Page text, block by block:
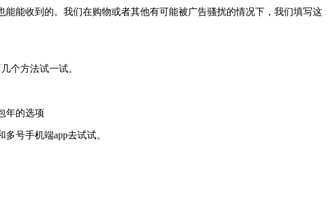
能收到的。我们在购物或者其他有可能被广告骚扰的情况下，我们填写这
个方法试一试。
年的选项
号手机端app去试试。